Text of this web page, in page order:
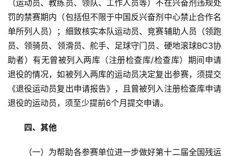
（运动员、教练员、领队、工作人员等）不在兴奋剂违规处
罚的禁赛期内（包括但不限于中国反兴奋剂中心禁止合作名
单所列人员）；细致核实本队运动员、竞赛辅助人员（领跑
员、领骑员、领滑员、舵手、足球守门员、硬地滚球BC3协
助者）有无曾被列入两库（注册检查库/检查库）期间申请
退役的情况，如被列入两库的运动员决定复出参赛，须提交
《退役运动员复出申请报告》，且曾被列入注册检查库申请
退役的运动员，须至少提前6个月提交申请。
四、其他
（一）为帮助各参赛单位进一步做好第十二届全国残运